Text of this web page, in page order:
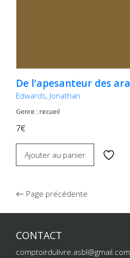
De l’apesanteur des
Edwards, Jonathan
Genre : recueil
7€
Ajouter au panier
Page précédente
CONTACT
comptoirdulivre.asbl@gmail.com